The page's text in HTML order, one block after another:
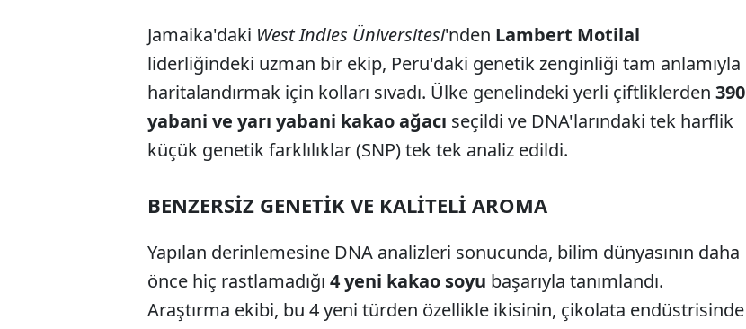
Jamaika'daki West Indies Üniversitesi'nden Lambert Motilal
liderliğindeki uzman bir ekip, Peru'daki genetik zenginliği tam anlamıyla
haritalandırmak için kolları sıvadı. Ülke genelindeki yerli çiftliklerden 390
yabani ve yarı yabani kakao ağacı seçildi ve DNA'larındaki tek harflik
küçük genetik farklılıklar (SNP) tek tek analiz edildi.
BENZERSİZ GENETİK VE KALİTELİ AROMA
Yapılan derinlemesine DNA analizleri sonucunda, bilim dünyasının daha
önce hiç rastlamadığı 4 yeni kakao soyu başarıyla tanımlandı.
Araştırma ekibi, bu 4 yeni türden özellikle ikisinin, çikolata endüstrisinde